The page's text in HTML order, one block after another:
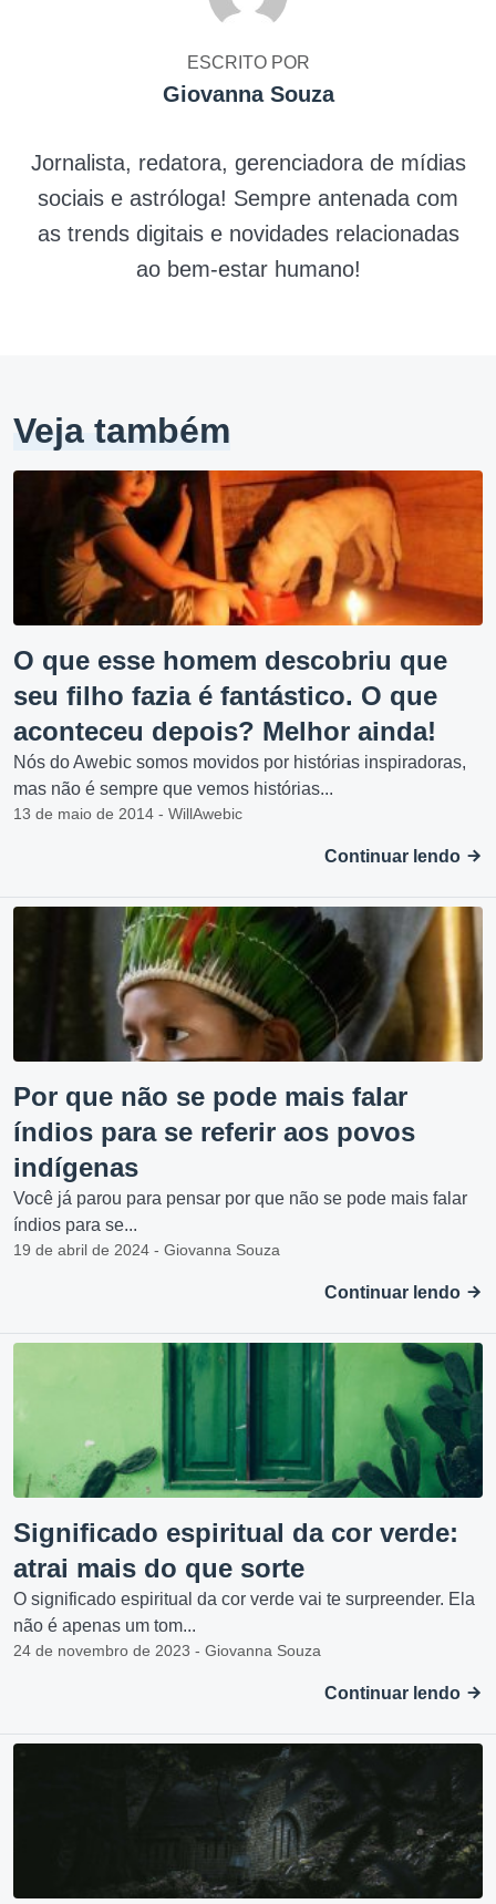
ESCRITO POR
Giovanna Souza
Jornalista, redatora, gerenciadora de mídias
sociais e astróloga! Sempre antenada com
as trends digitais e novidades relacionadas
ao bem-estar humano!
Veja também
O que esse homem descobriu que
seu filho fazia é fantástico. O que
aconteceu depois? Melhor ainda!
Nós do Awebic somos movidos por histórias inspiradoras,
mas não é sempre que vemos histórias...
13 de maio de 2014 - WillAwebic
Continuar lendo
Por que não se pode mais falar
índios para se referir aos povos
indígenas
Você já parou para pensar por que não se pode mais falar
índios para se...
19 de abril de 2024 - Giovanna Souza
Continuar lendo
Significado espiritual da cor verde:
atrai mais do que sorte
O significado espiritual da cor verde vai te surpreender. Ela
não é apenas um tom...
24 de novembro de 2023 - Giovanna Souza
Continuar lendo